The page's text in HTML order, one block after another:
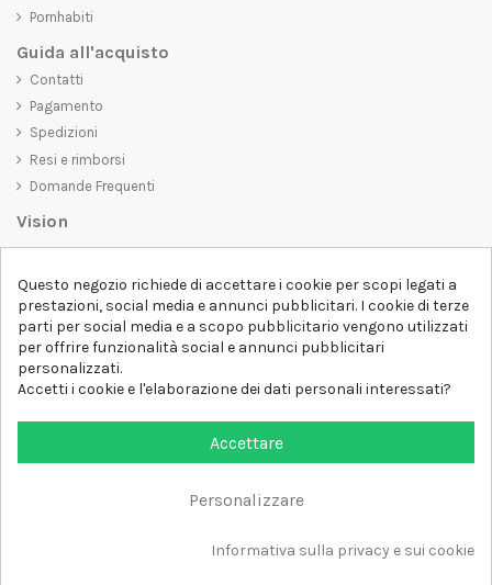
Pornhabiti
Guida all'acquisto
Contatti
Pagamento
Spedizioni
Resi e rimborsi
Domande Frequenti
Vision
belli da vedere, ma che trasmettano anche un messaggio importante.
Che siate alla ricerca di una t-shirt unica e di tendenza, di una felpa
comoda e accogliente o di un accessorio esclusivo,D-SHIRTha
qualcosa per tutti.
Follow us
Questo negozio richiede di accettare i cookie per scopi legati a
prestazioni, social media e annunci pubblicitari. I cookie di terze
parti per social media e a scopo pubblicitario vengono utilizzati
per offrire funzionalità social e annunci pubblicitari
personalizzati.
Accetti i cookie e l'elaborazione dei dati personali interessati?
Accettare
Personalizzare
Informativa sulla privacy e sui cookie